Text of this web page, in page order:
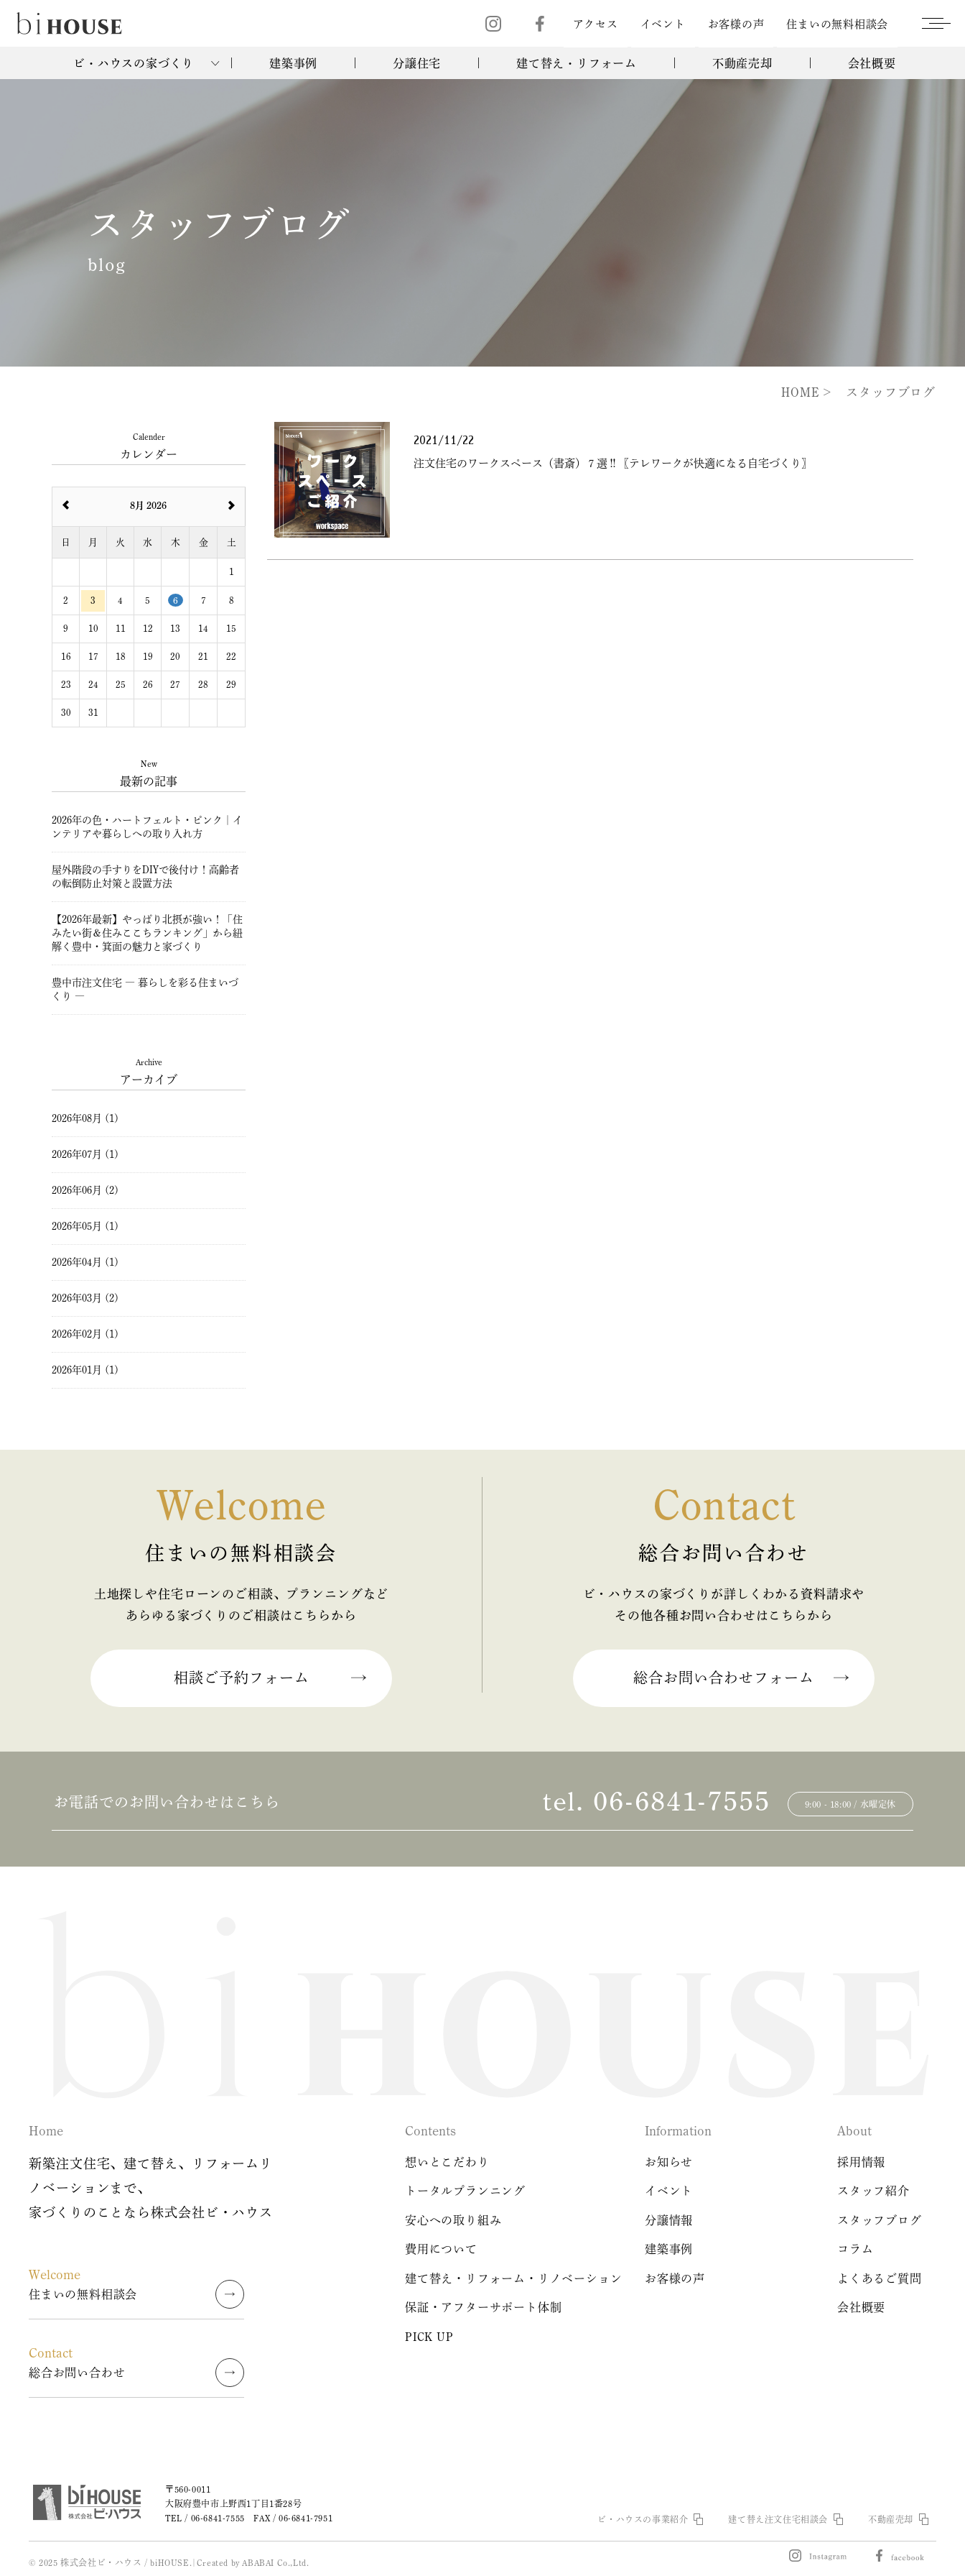
アクセス イベント お客様の声 住まいの無料相談会
ビ・ハウスの家づくり 建築事例 分譲住宅 建て替え・リフォーム 不動産売却 会社概要
スタッフブログ
blog
HOME スタッフブログ
2021/11/22
注文住宅のワークスペース（書斎）７選‼〖テレワークが快適になる自宅づくり〗
Calender
カレンダー
8月 2026
日 月 火 水 木 金 土
1
2 3 4 5 6 7 8
9 10 11 12 13 14 15
16 17 18 19 20 21 22
23 24 25 26 27 28 29
30 31
New
最新の記事
2026年の色・ハートフェルト・ピンク｜イ
ンテリアや暮らしへの取り入れ方
屋外階段の手すりをDIYで後付け！高齢者
の転倒防止対策と設置方法
【2026年最新】やっぱり北摂が強い！「住
みたい街＆住みここちランキング」から紐
解く豊中・箕面の魅力と家づくり
豊中市注文住宅 ― 暮らしを彩る住まいづ
くり ―
Archive
アーカイブ
2026年08月 (1)
2026年07月 (1)
2026年06月 (2)
2026年05月 (1)
2026年04月 (1)
2026年03月 (2)
2026年02月 (1)
2026年01月 (1)
2025年07月 (2)
2025年05月 (2)
2025年04月 (2)
2025年01月 (1)
2024年02月 (2)
2023年12月 (1)
2023年07月 (1)
2023年04月 (2)
2023年03月 (3)
2023年02月 (2)
Welcome
住まいの無料相談会
土地探しや住宅ローンのご相談、プランニングなど
あらゆる家づくりのご相談はこちらから
相談ご予約フォーム
Contact
総合お問い合わせ
ビ・ハウスの家づくりが詳しくわかる資料請求や
その他各種お問い合わせはこちらから
総合お問い合わせフォーム
お電話でのお問い合わせはこちら tel. 06-6841-7555 9:00 - 18:00 / 水曜定休
Home
新築注文住宅、建て替え、リフォームリ
ノベーションまで、
家づくりのことなら株式会社ビ・ハウス
Welcome
住まいの無料相談会
Contact
総合お問い合わせ
Contents
想いとこだわり
トータルプランニング
安心への取り組み
費用について
建て替え・リフォーム・リノベーション
保証・アフターサポート体制
PICK UP
Information
お知らせ
イベント
分譲情報
建築事例
お客様の声
About
採用情報
スタッフ紹介
スタッフブログ
コラム
よくあるご質問
会社概要
ビ・ハウスの事業紹介 建て替え注文住宅相談会 不動産売却
〒560-0011
大阪府豊中市上野西1丁目1番28号
TEL / 06-6841-7555 FAX / 06-6841-7951
© 2025 株式会社ビ・ハウス / biHOUSE. Created by ABABAI Co.,Ltd.